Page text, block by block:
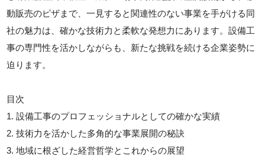
動販売のピザまで、一見すると関連性のない事業を手がける同
社の魅力は、確かな技術力と柔軟な発想力にあります。設備工
事の専門性を活かしながらも、新たな挑戦を続ける企業姿勢に
迫ります。
目次
1. 設備工事のプロフェッショナルとしての確かな実績
2. 技術力を活かした多角的な事業展開の秘訣
3. 地域に根ざした経営哲学とこれからの展望